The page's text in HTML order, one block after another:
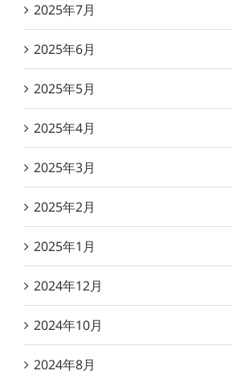
2025年7月
2025年6月
2025年5月
2025年4月
2025年3月
2025年2月
2025年1月
2024年12月
2024年10月
2024年8月